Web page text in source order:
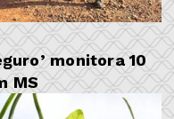
monitora 10
MS